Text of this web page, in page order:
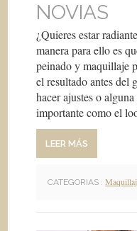
NOVIAS
¿Quieres estar
manera para ello es
peinado y maquillaje
el resultado antes del
hacer ajustes o
importante como el
LEER MÁS
CATEGORIAS :